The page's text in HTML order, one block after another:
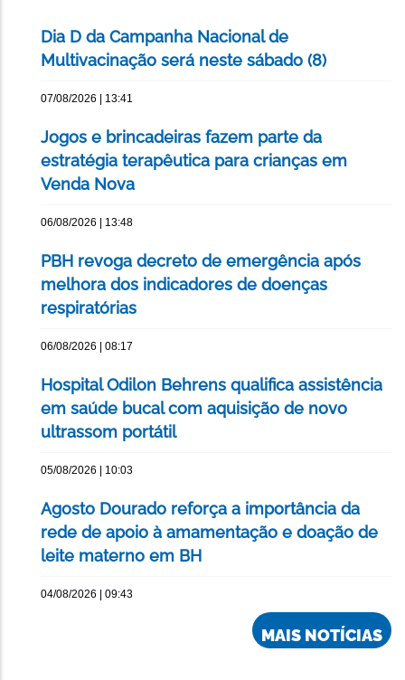
Dia D da Campanha Nacional de
Multivacinação será neste sábado (8)
07/08/2026 | 13:41
Jogos e brincadeiras fazem parte da
estratégia terapêutica para crianças em
Venda Nova
06/08/2026 | 13:48
PBH revoga decreto de emergência após
melhora dos indicadores de doenças
respiratórias
06/08/2026 | 08:17
Hospital Odilon Behrens qualifica assistência
em saúde bucal com aquisição de novo
ultrassom portátil
05/08/2026 | 10:03
Agosto Dourado reforça a importância da
rede de apoio à amamentação e doação de
leite materno em BH
04/08/2026 | 09:43
MAIS NOTÍCIAS